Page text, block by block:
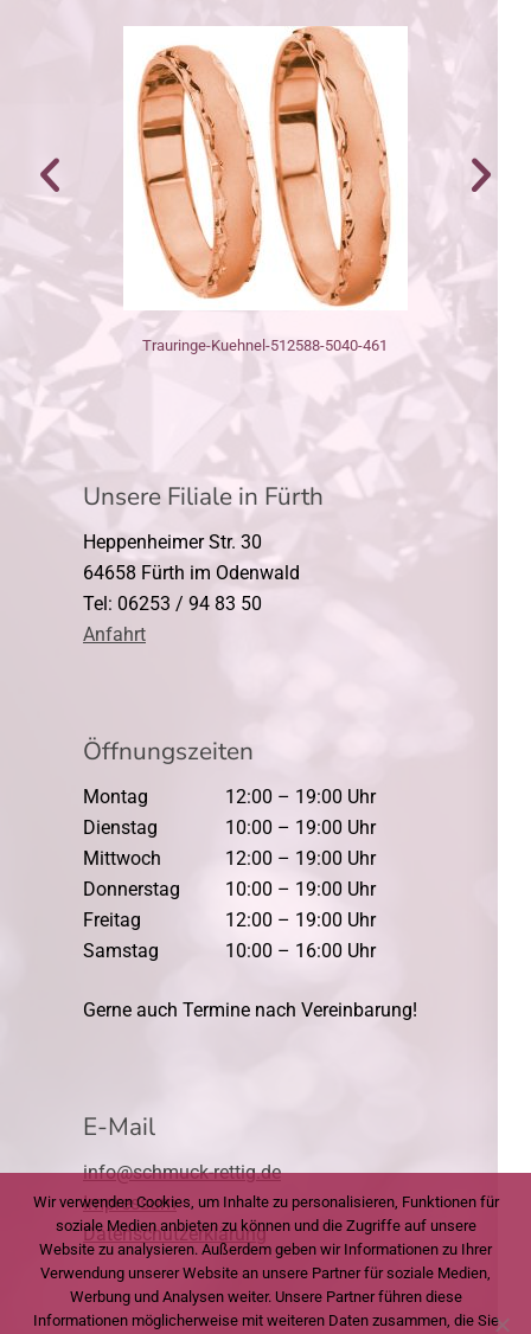
Trauringe-Kuehnel-512588-5040-461
Unsere Filiale in Fürth
Heppenheimer Str. 30
64658 Fürth im Odenwald
Tel: 06253 / 94 83 50
Anfahrt
Öffnungszeiten
Montag
12:00 – 19:00 Uhr
Dienstag
10:00 – 19:00 Uhr
Mittwoch
12:00 – 19:00 Uhr
Donnerstag
10:00 – 19:00 Uhr
Freitag
12:00 – 19:00 Uhr
Samstag
10:00 – 16:00 Uhr
Gerne auch Termine nach Vereinbarung!
E-Mail
info@schmuck-rettig.de
Impressum
Datenschutzerklärung
Wir verwenden Cookies, um Inhalte zu personalisieren, Funktionen für
soziale Medien anbieten zu können und die Zugriffe auf unsere
Website zu analysieren. Außerdem geben wir Informationen zu Ihrer
Verwendung unserer Website an unsere Partner für soziale Medien,
Werbung und Analysen weiter. Unsere Partner führen diese
Informationen möglicherweise mit weiteren Daten zusammen, die Sie